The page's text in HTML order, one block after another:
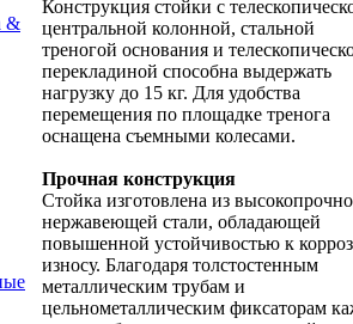
&
Конструкция стойки с
центральной колонной, стальной
треногой основания и
перекладиной способна выдержать
нагрузку до 15 кг. Для удобства
перемещения по площадке тренога
оснащена съемными колесами.
Прочная конструкция
Стойка изготовлена из
нержавеющей стали, обладающей
повышенной устойчивостью к
износу. Благодаря толстостенным
металлическим трубам и
цельнометаллическим фиксаторам